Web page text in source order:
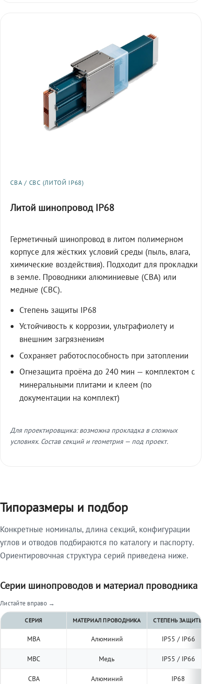
СВА / СВС (ЛИТОЙ IP68)
Литой шинопровод IP68
Герметичный шинопровод в литом полимерном
корпусе для жёстких условий среды (пыль, влага,
химические воздействия). Подходит для прокладки
в земле. Проводники алюминиевые (СВА) или
медные (СВС).
Степень защиты IP68
Устойчивость к коррозии, ультрафиолету и
внешним загрязнениям
Сохраняет работоспособность при затоплении
Огнезащита проёма до 240 мин — комплектом с
минеральными плитами и клеем (по
документации на комплект)
Для проектировщика: возможна прокладка в сложных
условиях. Состав секций и геометрия — под проект.
Типоразмеры и подбор
Конкретные номиналы, длина секций, конфигурации
углов и отводов подбираются по каталогу и паспорту.
Ориентировочная структура серий приведена ниже.
Серии шинопроводов и материал проводника
Листайте вправо →
СЕРИЯ МАТЕРИАЛ ПРОВОДНИКА СТЕПЕНЬ ЗАЩИТЫ
МВА Алюминий IP55 / IP66
МВС Медь IP55 / IP66
СВА Алюминий IP68